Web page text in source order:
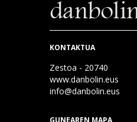
KONTAKTUA
Zestoa - 20740
www.danbolin.eus
info@danbolin.eus